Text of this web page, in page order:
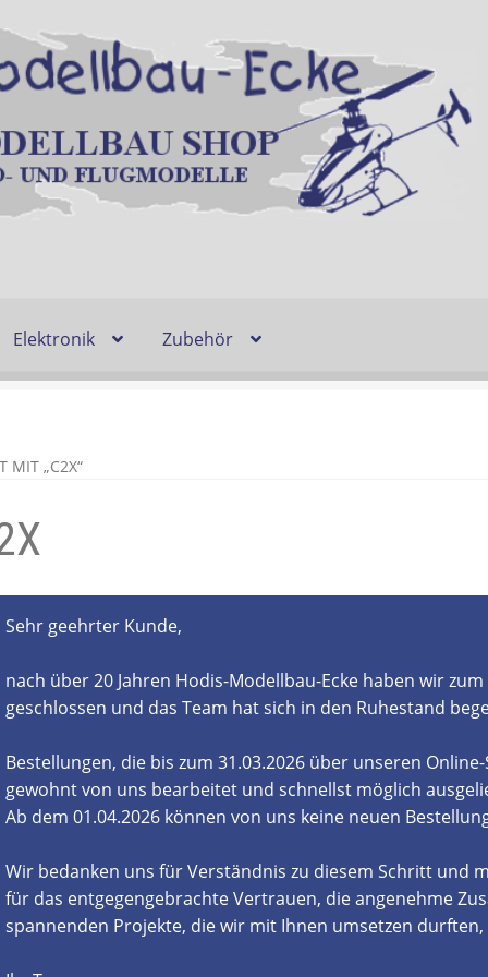
Elektronik Zubehör
Lieferzeit & Verfügbarkeit
und Elektronikgeräte Verordnung
MIT „C2X“
Sehr geehrter Kunde,
nach über 20 Jahren Hodis-Modellbau-Ecke haben wir
geschlossen und das Team hat sich in den Ruhestand
Bestellungen, die bis zum 31.03.2026 über unseren
gewohnt von uns bearbeitet und schnellst möglich
Ab dem 01.04.2026 können von uns keine neuen
Wir bedanken uns für Verständnis zu diesem Schritt und
für das entgegengebrachte Vertrauen, die angenehme
spannenden Projekte, die wir mit Ihnen umsetzen